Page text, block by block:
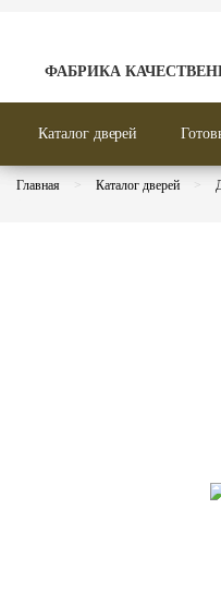
ФАБРИКА
Каталог дверей
Главная Каталог дверей